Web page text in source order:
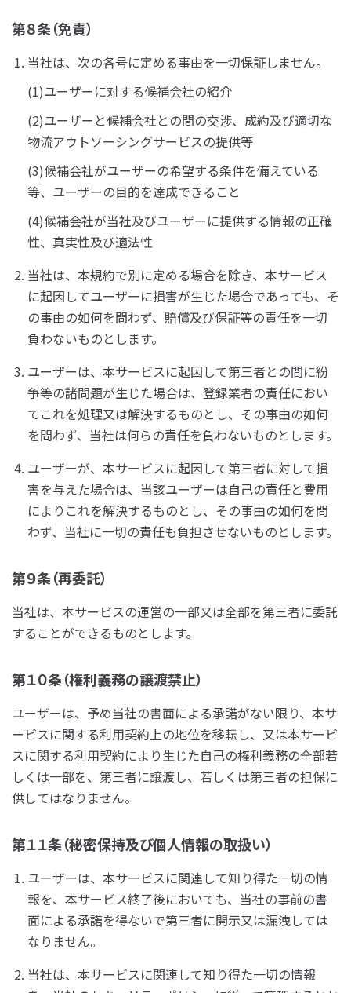
第８条（免責）
当社は、次の各号に定める事由を一切保証しません。
(1)ユーザーに対する候補会社の紹介
(2)ユーザーと候補会社との間の交渉、成約及び適切な
物流アウトソーシングサービスの提供等
(3)候補会社がユーザーの希望する条件を備えている
等、ユーザーの目的を達成できること
(4)候補会社が当社及びユーザーに提供する情報の正確
性、真実性及び適法性
当社は、本規約で別に定める場合を除き、本サービス
に起因してユーザーに損害が生じた場合であっても、そ
の事由の如何を問わず、賠償及び保証等の責任を一切
負わないものとします。
ユーザーは、本サービスに起因して第三者との間に紛
争等の諸問題が生じた場合は、登録業者の責任におい
てこれを処理又は解決するものとし、その事由の如何
を問わず、当社は何らの責任を負わないものとします。
ユーザーが、本サービスに起因して第三者に対して損
害を与えた場合は、当該ユーザーは自己の責任と費用
によりこれを解決するものとし、その事由の如何を問
わず、当社に一切の責任も負担させないものとします。
第９条（再委託）
当社は、本サービスの運営の一部又は全部を第三者に委託
することができるものとします。
第１０条（権利義務の譲渡禁止）
ユーザーは、予め当社の書面による承諾がない限り、本サ
ービスに関する利用契約上の地位を移転し、又は本サービ
スに関する利用契約により生じた自己の権利義務の全部若
しくは一部を、第三者に譲渡し、若しくは第三者の担保に
供してはなりません。
第１１条（秘密保持及び個人情報の取扱い）
ユーザーは、本サービスに関連して知り得た一切の情
報を、本サービス終了後においても、当社の事前の書
面による承諾を得ないで第三者に開示又は漏洩しては
なりません。
当社は、本サービスに関連して知り得た一切の情報